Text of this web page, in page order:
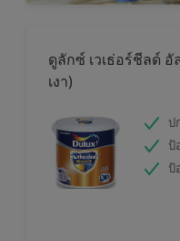
ดูลักซ์ เวเธ่อร์ชีลด์
เงา)
ป
ป้
ป้